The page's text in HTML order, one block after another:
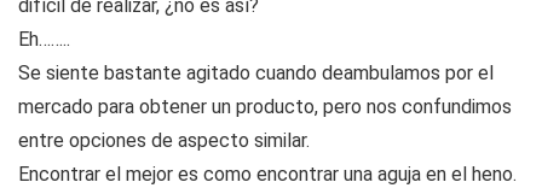
difícil de realizar, ¿no es así?
Eh……..
Se siente bastante agitado cuando deambulamos por el
mercado para obtener un producto, pero nos confundimos
entre opciones de aspecto similar.
Encontrar el mejor es como encontrar una aguja en el heno.